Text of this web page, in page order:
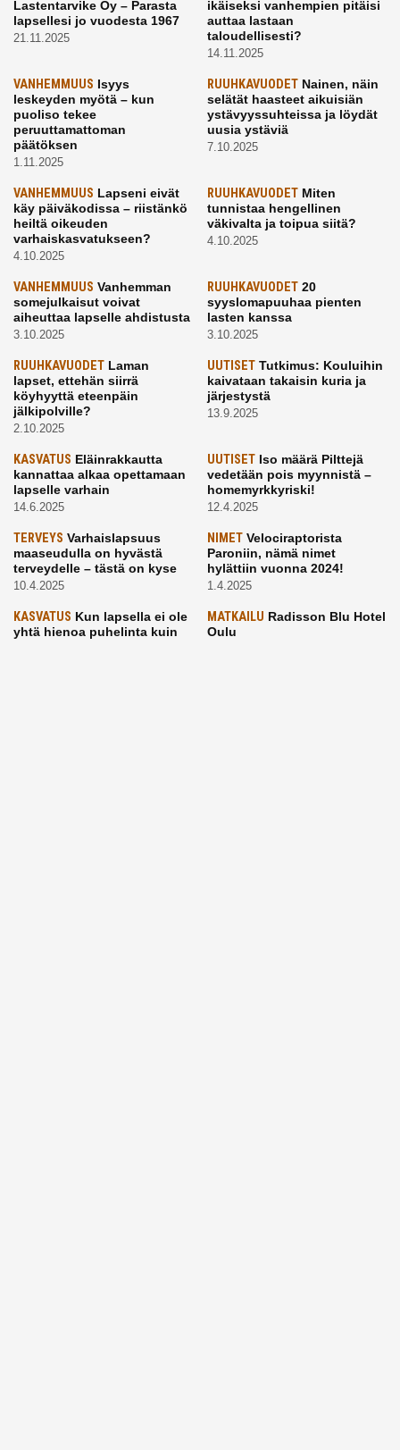
Lastentarvike Oy – Parasta
lapsellesi jo vuodesta 1967
21.11.2025
ikäiseksi vanhempien pitäisi
auttaa lastaan
taloudellisesti?
14.11.2025
VANHEMMUUS Isyys
leskeyden myötä – kun
puoliso tekee
peruuttamattoman
päätöksen
1.11.2025
RUUHKAVUODETNainen, näin
selätät haasteet aikuisiän
ystävyyssuhteissa ja löydät
uusia ystäviä
7.10.2025
VANHEMMUUS Lapseni eivät
käy päiväkodissa – riistänkö
heiltä oikeuden
varhaiskasvatukseen?
4.10.2025
RUUHKAVUODETMiten
tunnistaa hengellinen
väkivalta ja toipua siitä?
4.10.2025
VANHEMMUUS Vanhemman
somejulkaisut voivat
aiheuttaa lapselle ahdistusta
3.10.2025
RUUHKAVUODET20
syyslomapuuhaa pienten
lasten kanssa
3.10.2025
RUUHKAVUODET Laman
lapset, ettehän siirrä
köyhyyttä eteenpäin
jälkipolville?
2.10.2025
UUTISETTutkimus: Kouluihin
kaivataan takaisin kuria ja
järjestystä
13.9.2025
KASVATUS Eläinrakkautta
kannattaa alkaa opettamaan
lapselle varhain
14.6.2025
UUTISETIso määrä Pilttejä
vedetään pois myynnistä –
homemyrkkyriski!
12.4.2025
TERVEYS Varhaislapsuus
maaseudulla on hyvästä
terveydelle – tästä on kyse
10.4.2025
NIMETVelociraptorista
Paroniin, nämä nimet
hylättiin vuonna 2024!
1.4.2025
KASVATUS Kun lapsella ei ole
yhtä hienoa puhelinta kuin
MATKAILU Radisson Blu Hotel
Oulu